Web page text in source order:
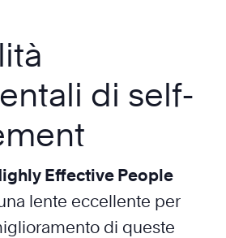
di self-
Effective People
lente eccellente per
di queste